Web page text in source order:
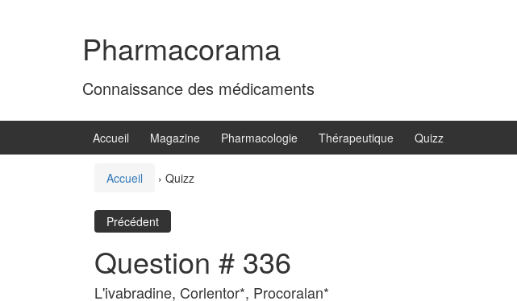
Pharmacorama
Connaissance des médicaments
Accueil Magazine Pharmacologie Thérapeutique Quizz
Accueil › Quizz
Précédent
Question # 336
L'ivabradine, Corlentor*, Procoralan*